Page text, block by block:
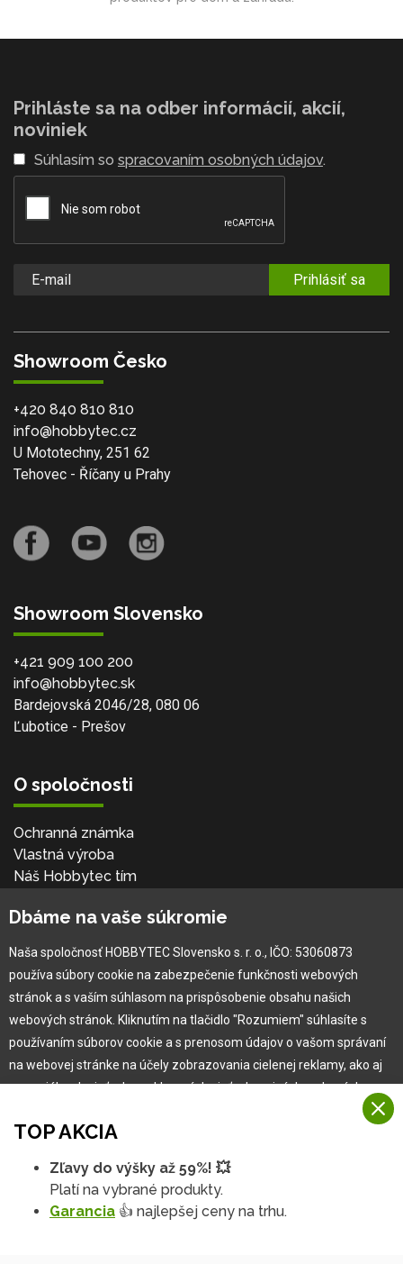
Prihláste sa na odber informácií, akcií,
noviniek
Súhlasím so spracovaním osobných údajov.
Prihlásiť sa
Showroom Česko
+420 840 810 810
info@hobbytec.cz
U Mototechny, 251 62
Tehovec - Říčany u Prahy
Showroom Slovensko
+421 909 100 200
info@hobbytec.sk
Bardejovská 2046/28, 080 06
Ľubotice - Prešov
O spoločnosti
Ochranná známka
Vlastná výroba
Náš Hobbytec tím
Naša história
Pre zákazníka
Garancia najlepšej ceny
Užívateľský manuál
Reklamácia
TOP AKCIA
Zľavy do výšky až 59%! 💥
Platí na vybrané produkty.
Garancia 👍 najlepšej ceny na trhu.
Dbáme na vaše súkromie
Naša spoločnosť HOBBYTEC Slovensko s. r. o., IČO: 53060873
používa súbory cookie na zabezpečenie funkčnosti webových
stránok a s vaším súhlasom na prispôsobenie obsahu našich
webových stránok. Kliknutím na tlačidlo "Rozumiem" súhlasíte s
používaním súborov cookie a s prenosom údajov o vašom správaní
na webovej stránke na účely zobrazovania cielenej reklamy, ako aj
na sociálnych sieťach a reklamných sieťach na iných webových
Viac informácií
Na našich webových stránkach používame niekoľko kategórií
Rozumiem